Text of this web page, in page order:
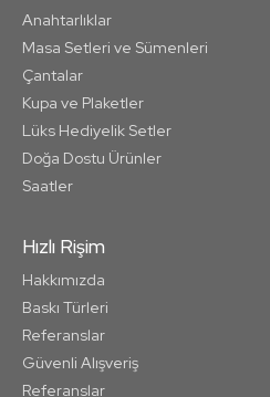
Anahtarlıklar
Masa Setleri ve Sümenleri
Çantalar
Kupa ve Plaketler
Lüks Hediyelik Setler
Doğa Dostu Ürünler
Saatler
Hızlı Rişim
Hakkımızda
Baskı Türleri
Referanslar
Güvenli Alışveriş
Referanslar